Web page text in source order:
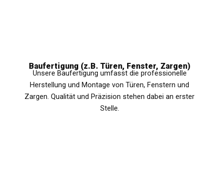
Baufertigung (z.B. Türen, Fenster, Zargen)
Unsere Baufertigung umfasst die professionelle
Herstellung und Montage von Türen, Fenstern und
Zargen. Qualität und Präzision stehen dabei an erster
Stelle.